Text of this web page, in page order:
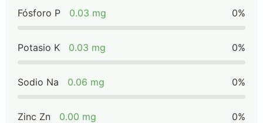
Fósforo P 0.03 mg 0%
Potasio K 0.03 mg 0%
Sodio Na 0.06 mg 0%
Zinc Zn 0.00 mg 0%